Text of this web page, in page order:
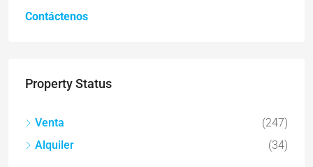
Contáctenos
Property Status
Venta
(247)
Alquiler
(34)